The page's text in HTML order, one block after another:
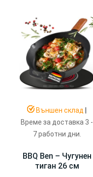
Външен склад
Време за доставка 3 -
7 работни дни.
BBQ Ben – Чугунен
тиган 26 см